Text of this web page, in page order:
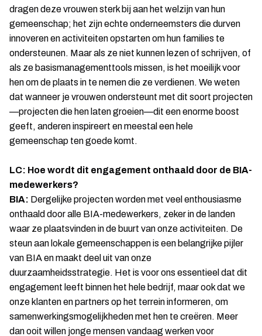
dragen deze vrouwen sterk bij aan het welzijn van hun
gemeenschap; het zijn echte onderneemsters die durven
innoveren en activiteiten opstarten om hun families te
ondersteunen. Maar als ze niet kunnen lezen of schrijven, of
als ze basismanagementtools missen, is het moeilijk voor
hen om de plaats in te nemen die ze verdienen. We weten
dat wanneer je vrouwen ondersteunt met dit soort projecten
—projecten die hen laten groeien—dit een enorme boost
geeft, anderen inspireert en meestal een hele
gemeenschap ten goede komt.
LC: Hoe wordt dit engagement onthaald door de BIA-
medewerkers?
BIA: Dergelijke projecten worden met veel enthousiasme
onthaald door alle BIA-medewerkers, zeker in de landen
waar ze plaatsvinden in de buurt van onze activiteiten. De
steun aan lokale gemeenschappen is een belangrijke pijler
van BIA en maakt deel uit van onze
duurzaamheidsstrategie. Het is voor ons essentieel dat dit
engagement leeft binnen het hele bedrijf, maar ook dat we
onze klanten en partners op het terrein informeren, om
samenwerkingsmogelijkheden met hen te creëren. Meer
dan ooit willen jonge mensen vandaag werken voor